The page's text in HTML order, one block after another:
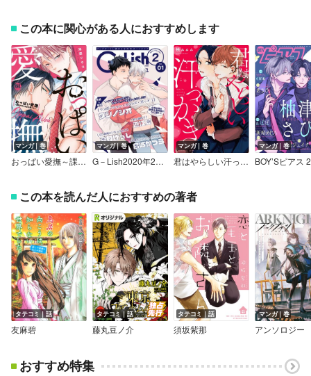
この本に関心がある人におすすめします
マンガ｜巻
おっぱい愛撫～課長が俺の乳首を離さない～【コミックス版】【Renta！限定特典付き】
マンガ｜巻
G－Lish2020年2月号 Vol.1
マンガ｜巻
君はやらしい汗っかき 【電子限定特典ペーパー付き】
マンガ｜巻
この本を読んだ人におすすめの著者
タテコミ｜話
友麻碧
タテコミ｜話
藤丸豆ノ介
タテコミ｜話
須坂紫那
マンガ｜巻
アンソロジー
おすすめ特集